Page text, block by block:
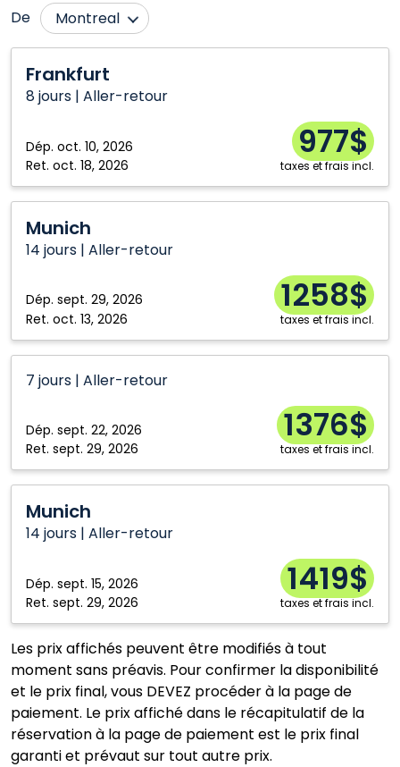
De
Montreal
Halifax
Frankfurt
8 jours | Aller-retour
Dép. oct. 10, 2026
Ret. oct. 18, 2026
977$
taxes et frais incl.
Munich
14 jours | Aller-retour
Dép. sept. 29, 2026
Ret. oct. 13, 2026
1258$
taxes et frais incl.
7 jours | Aller-retour
Dép. sept. 22, 2026
Ret. sept. 29, 2026
1376$
taxes et frais incl.
Munich
14 jours | Aller-retour
Dép. sept. 15, 2026
Ret. sept. 29, 2026
1419$
taxes et frais incl.
Les prix affichés peuvent être modifiés à tout
moment sans préavis. Pour confirmer la disponibilité
et le prix final, vous DEVEZ procéder à la page de
paiement. Le prix affiché dans le récapitulatif de la
réservation à la page de paiement est le prix final
garanti et prévaut sur tout autre prix.